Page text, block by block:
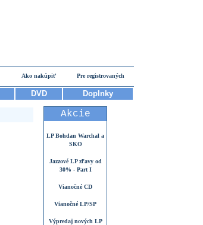
Ako nakúpiť Pre registrovaných
DVD Doplnky
Akcie
LP Bohdan Warchal a
SKO
Jazzové LP zľavy od
30% - Part I
Vianočné CD
Vianočné LP/SP
Výpredaj nových LP